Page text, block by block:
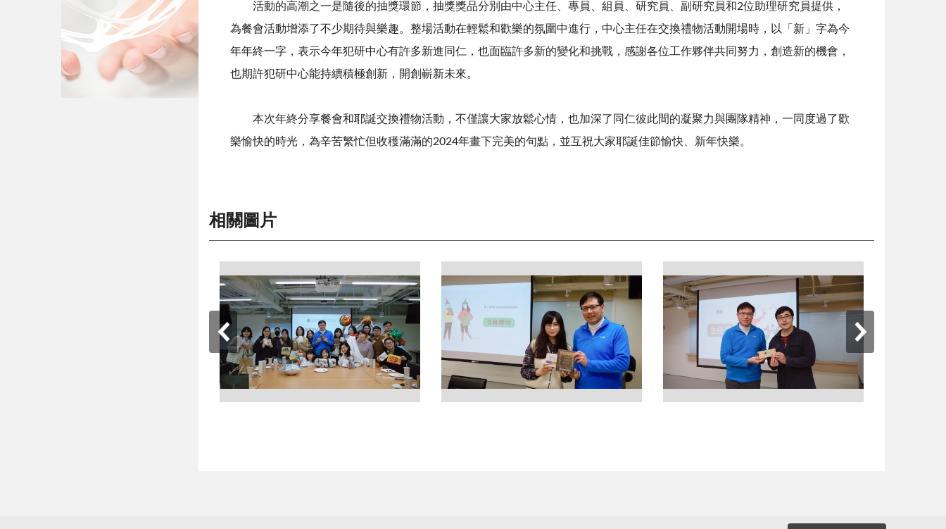
活動的高潮之一是隨後的抽獎環節，抽獎獎品分別由中心主任、專員、組員、研究員、副研究員和2位助理研究員提供，
為餐會活動增添了不少期待與樂趣。整場活動在輕鬆和歡樂的氛圍中進行，中心主任在交換禮物活動開場時，以「新」字為今
年年終一字，表示今年犯研中心有許多新進同仁，也面臨許多新的變化和挑戰，感謝各位工作夥伴共同努力，創造新的機會，
也期許犯研中心能持續積極創新，開創嶄新未來。
本次年終分享餐會和耶誕交換禮物活動，不僅讓大家放鬆心情，也加深了同仁彼此間的凝聚力與團隊精神，一同度過了歡
樂愉快的時光，為辛苦繁忙但收穫滿滿的2024年畫下完美的句點，並互祝大家耶誕佳節愉快、新年快樂。
相關圖片